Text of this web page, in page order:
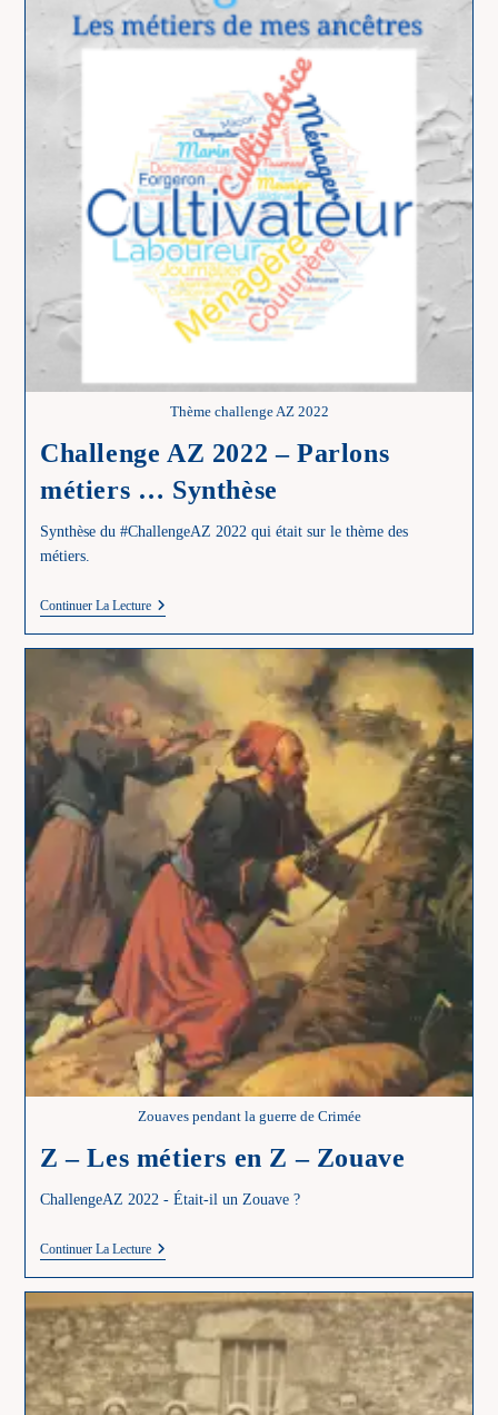
Thème challenge AZ 2022
Challenge AZ 2022 – Parlons
métiers … Synthèse
Synthèse du #ChallengeAZ 2022 qui était sur le thème des
métiers.
Continuer La LectureChallenge
Parlons
Métiers
…
Synthèse
Zouaves pendant la guerre de Crimée
Z – Les métiers en Z – Zouave
ChallengeAZ 2022 - Était-il un Zouave ?
Continuer La LectureZ
Métiers
En
Z
–
Zouave